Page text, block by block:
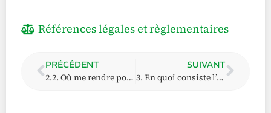
Références légales et règlementaires
PRÉCÉDENT
2.2. Où me rendre pour une aide juridique de première ligne ?
SUIVANT
3. En quoi consiste l’aide juridique de deuxième ligne ?